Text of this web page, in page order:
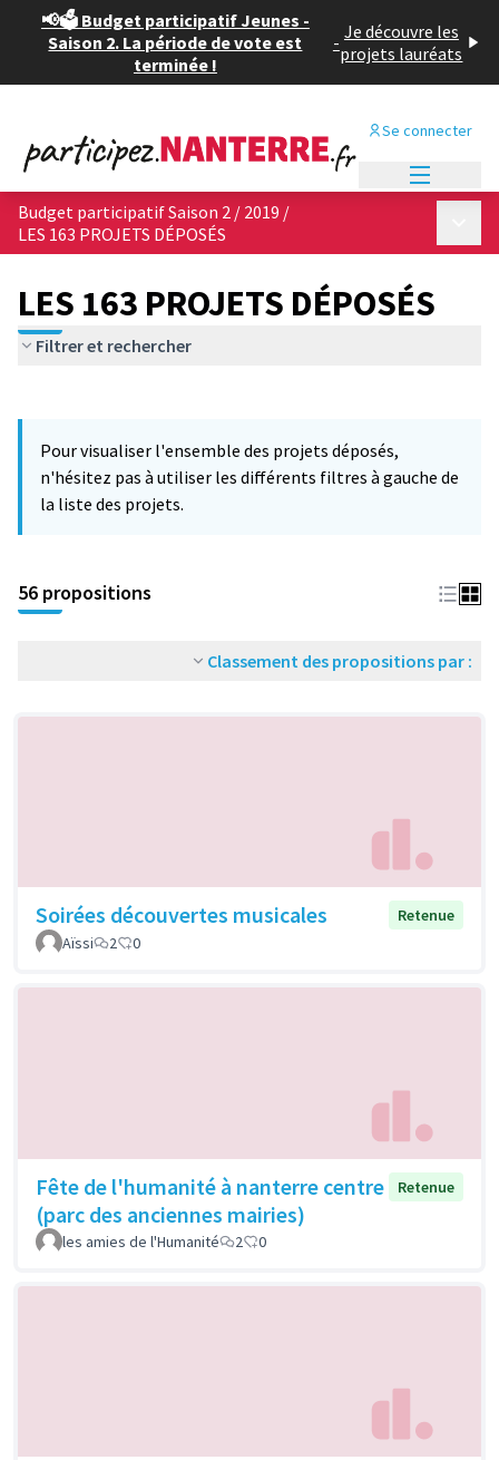
📢🗳️ Budget participatif Jeunes -
Saison 2. La période de vote est
terminée !
- Je découvre les
projets lauréats
Se connecter
Budget participatif Saison 2 / 2019 /
LES 163 PROJETS DÉPOSÉS
LES 163 PROJETS DÉPOSÉS
Filtrer et rechercher
−
Pour visualiser l'ensemble des projets déposés,
n'hésitez pas à utiliser les différents filtres à gauche de
la liste des projets.
56 propositions
Classement des propositions par :
Soirées découvertes musicales
Retenue
Aïssi
2 0
Fête de l'humanité à nanterre centre
(parc des anciennes mairies)
Retenue
les amies de l'Humanité 2 0